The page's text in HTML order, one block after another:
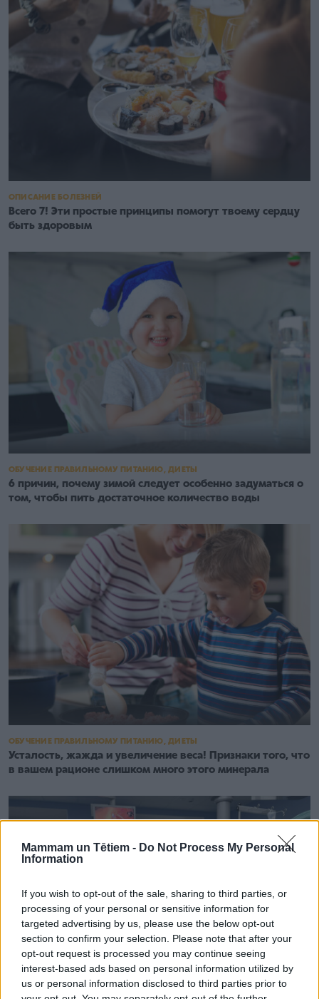
Mammam un Tētiem - Do Not Process My Personal
Information
If you wish to opt-out of the sale, sharing to third parties, or
processing of your personal or sensitive information for
targeted advertising by us, please use the below opt-out
section to confirm your selection. Please note that after your
opt-out request is processed you may continue seeing
interest-based ads based on personal information utilized by
us or personal information disclosed to third parties prior to
ОПИСАНИЕ БОЛЕЗНЕЙ
Всего 7! Эти простые принципы помогут твоему сердцу
быть здоровым
ОБУЧЕНИЕ ПРАВИЛЬНОМУ ПИТАНИЮ, ДИЕТЫ
6 причин, почему зимой следует особенно задуматься о
том, чтобы пить достаточное количество воды
ОБУЧЕНИЕ ПРАВИЛЬНОМУ ПИТАНИЮ, ДИЕТЫ
Усталость, жажда и увеличение веса! Признаки того, что
в вашем рационе слишком много этого минерала